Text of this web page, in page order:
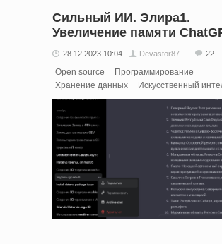
Сильный ИИ. Элира1.
Увеличение памяти
28.12.2023 10:04 Devastor87 22
Open source
Программирование
Хранение данных
Искусственный